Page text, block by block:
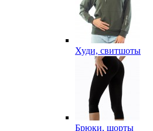
Худи, свитшоты
Брюки, шорты